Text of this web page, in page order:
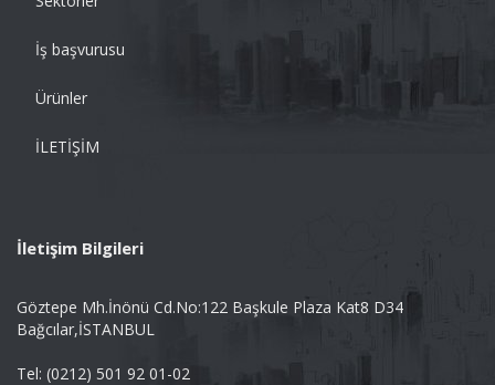
İş başvurusu
Ürünler
İLETİŞİM
İletişim Bilgileri
Göztepe Mh.İnönü Cd.No:122 Başkule Plaza Kat8 D34
Bağcılar,İSTANBUL
Tel: (0212) 501 92 01-02